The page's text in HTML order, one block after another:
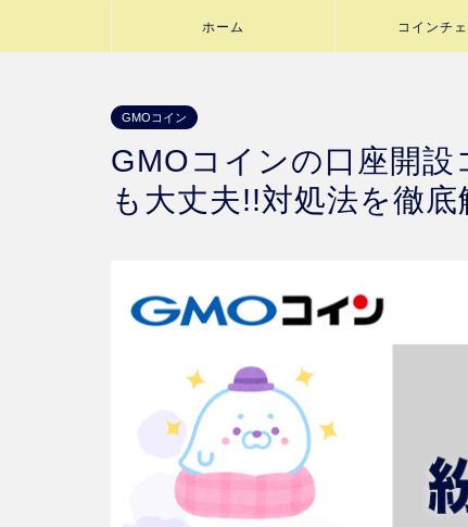
ホーム コインチ
GMOコイン
GMOコインの口座開
も大丈夫!!対処法を徹底